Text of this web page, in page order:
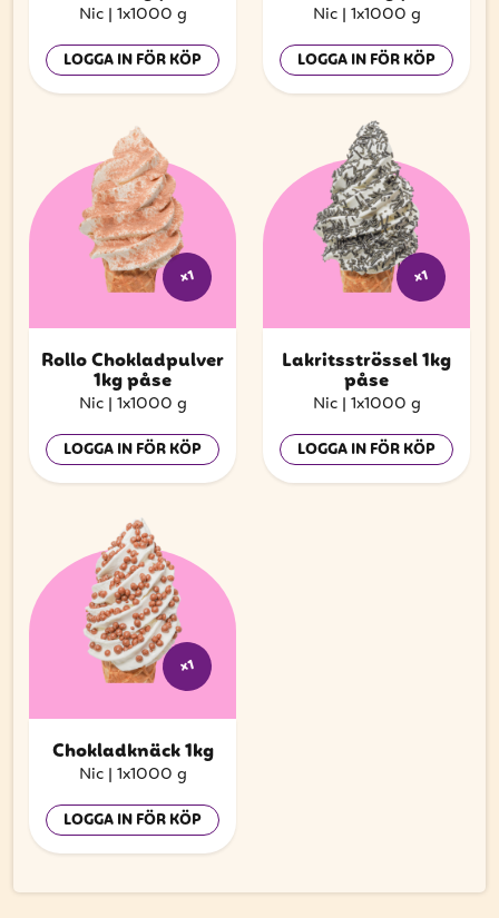
Nic | 1x1000 g
LOGGA IN FÖR KÖP
Nic | 1x1000 g
LOGGA IN FÖR KÖP
x1
Rollo Chokladpulver
1kg påse
Nic | 1x1000 g
LOGGA IN FÖR KÖP
x1
Lakritsströssel 1kg
påse
Nic | 1x1000 g
LOGGA IN FÖR KÖP
x1
Chokladknäck 1kg
Nic | 1x1000 g
LOGGA IN FÖR KÖP